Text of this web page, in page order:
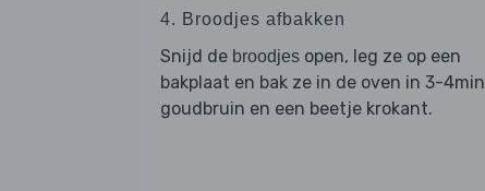
4. Broodjes afbakken
Snijd de broodjes open, leg ze op een
bakplaat en bak ze in de oven in 3-4min
goudbruin en een beetje krokant.